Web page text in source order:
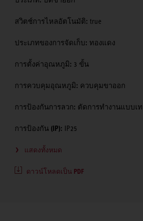
สวิตช์การไหลอัตโนมัติ: true
ประเภทของการจัดเก็บ: ทองแดง
การตั้งค่าอุณหภูมิ: 3 ขั้น
การควบคุมอุณหภูมิ: ควบคุมขาออก
การป้องกันการลวก: ตัดการทำงานแบบเ
การป้องกัน (IP): IP25
แสดงทั้งหมด
ดาวน์โหลดเป็น PDF